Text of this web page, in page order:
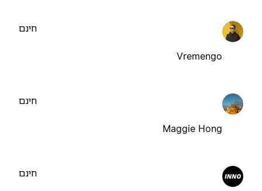
Vremengo
חינם
Maggie Hong
חינם
חינם